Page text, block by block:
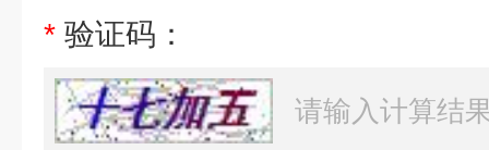
* 验证码：